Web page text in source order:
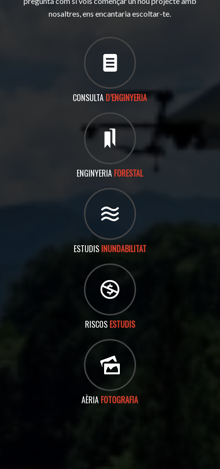
nosaltres, ens encantaria escoltar-te.
CONSULTA D’ENGINYERIA
ENGINYERIA FORESTAL
ESTUDIS INUNDABILITAT
RISCOS ESTUDIS
AÈRIA FOTOGRAFIA